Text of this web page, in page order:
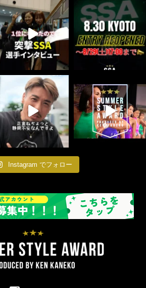
Instagram でフォロー